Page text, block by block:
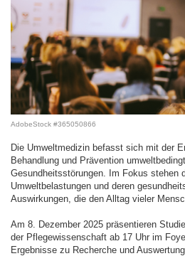
AdobeStock #365050866
Die Umweltmedizin befasst sich mit der
Behandlung und Prävention
Gesundheitsstörungen. Im Fokus stehen
Umweltbelastungen und deren
Auswirkungen, die den Alltag vieler
Am 8. Dezember 2025 präsentieren
der Pflegewissenschaft ab 17 Uhr im
Ergebnisse zu Recherche und